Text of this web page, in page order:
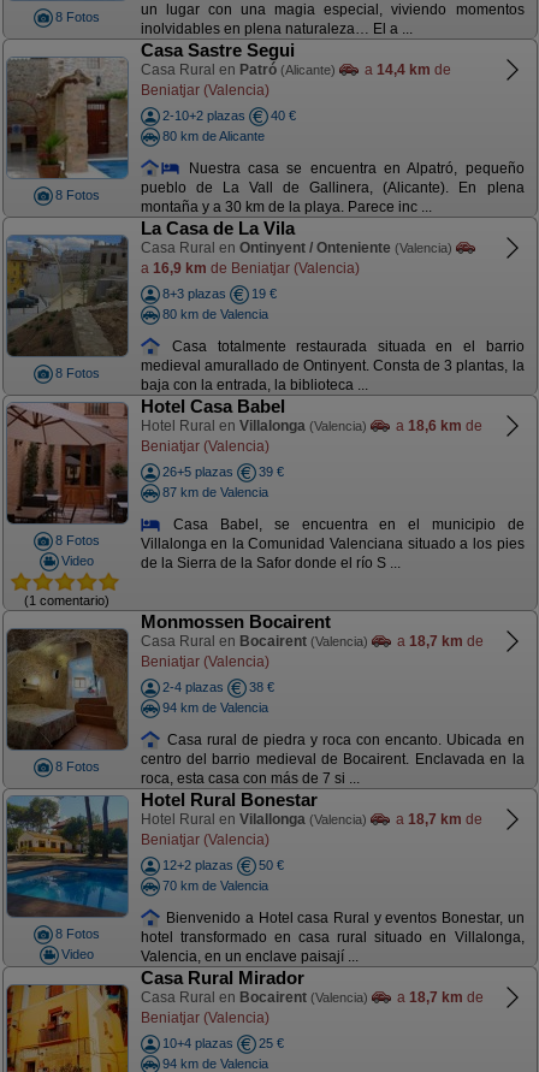
8 Fotos
un lugar con una magia especial, viviendo momentos
inolvidables en plena naturaleza… El a ...
8 Fotos
Casa Sastre Segui
Casa Rural en Patró (Alicante) a 14,4 km de
Beniatjar (Valencia)
2-10+2 plazas
40 €
80 km de Alicante
Nuestra casa se encuentra en Alpatró, pequeño
pueblo de La Vall de Gallinera, (Alicante). En plena
montaña y a 30 km de la playa. Parece inc ...
8 Fotos
La Casa de La Vila
Casa Rural en Ontinyent / Onteniente (Valencia)
a 16,9 km de Beniatjar (Valencia)
8+3 plazas
19 €
80 km de Valencia
Casa totalmente restaurada situada en el barrio
medieval amurallado de Ontinyent. Consta de 3 plantas, la
baja con la entrada, la biblioteca ...
8 Fotos
Video
(1 comentario)
Hotel Casa Babel
Hotel Rural en Villalonga (Valencia) a 18,6 km de
Beniatjar (Valencia)
26+5 plazas
39 €
87 km de Valencia
Casa Babel, se encuentra en el municipio de
Villalonga en la Comunidad Valenciana situado a los pies
de la Sierra de la Safor donde el río S ...
8 Fotos
Monmossen Bocairent
Casa Rural en Bocairent (Valencia) a 18,7 km de
Beniatjar (Valencia)
2-4 plazas
38 €
94 km de Valencia
Casa rural de piedra y roca con encanto. Ubicada en
centro del barrio medieval de Bocairent. Enclavada en la
roca, esta casa con más de 7 si ...
8 Fotos
Video
Hotel Rural Bonestar
Hotel Rural en Vilallonga (Valencia) a 18,7 km de
Beniatjar (Valencia)
12+2 plazas
50 €
70 km de Valencia
Bienvenido a Hotel casa Rural y eventos Bonestar, un
hotel transformado en casa rural situado en Villalonga,
Valencia, en un enclave paisají ...
Casa Rural Mirador
Casa Rural en Bocairent (Valencia) a 18,7 km de
Beniatjar (Valencia)
10+4 plazas
25 €
94 km de Valencia